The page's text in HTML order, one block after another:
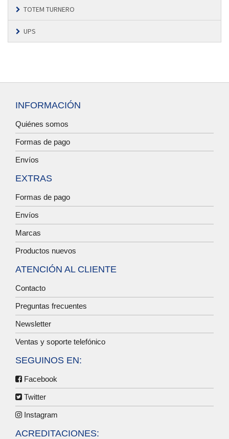
TOTEM TURNERO
UPS
INFORMACIÓN
Quiénes somos
Formas de pago
Envíos
EXTRAS
Formas de pago
Envíos
Marcas
Productos nuevos
ATENCIÓN AL CLIENTE
Contacto
Preguntas frecuentes
Newsletter
Ventas y soporte telefónico
SEGUINOS EN:
Facebook
Twitter
Instagram
ACREDITACIONES: